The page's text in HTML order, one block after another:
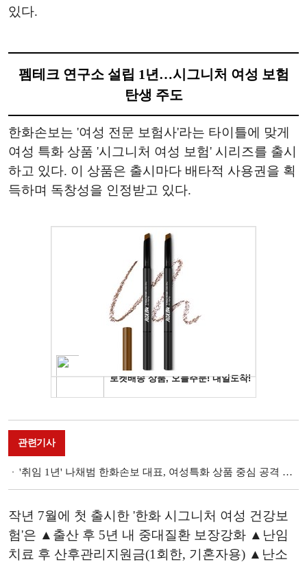
있다.
펨테크 연구소 설립 1년…시그니처 여성 보험
탄생 주도
한화손보는 '여성 전문 보험사'라는 타이틀에 맞게
여성 특화 상품 '시그니처 여성 보험' 시리즈를 출시
하고 있다. 이 상품은 출시마다 배타적 사용권을 획
득하며 독창성을 인정받고 있다.
관련기사
'취임 1년' 나채범 한화손보 대표, 여성특화 상품 중심 공격 영업 고속 성장 견인 [금융사 2024 1분기 실적]
작년 7월에 첫 출시한 '한화 시그니처 여성 건강보
험'은 ▲출산 후 5년 내 중대질환 보장강화 ▲난임
치료 후 산후관리지원금(1회한, 기혼자용) ▲난소